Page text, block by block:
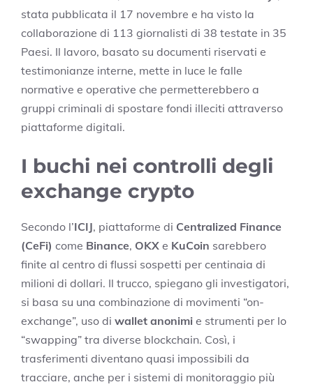
stata pubblicata il 17 novembre e ha visto la
collaborazione di 113 giornalisti di 38 testate in 35
Paesi. Il lavoro, basato su documenti riservati e
testimonianze interne, mette in luce le falle
normative e operative che permetterebbero a
gruppi criminali di spostare fondi illeciti attraverso
piattaforme digitali.
I buchi nei controlli degli
exchange crypto
Secondo l’ICIJ, piattaforme di Centralized Finance
(CeFi) come Binance, OKX e KuCoin sarebbero
finite al centro di flussi sospetti per centinaia di
milioni di dollari. Il trucco, spiegano gli investigatori,
si basa su una combinazione di movimenti “on-
exchange”, uso di wallet anonimi e strumenti per lo
“swapping” tra diverse blockchain. Così, i
trasferimenti diventano quasi impossibili da
tracciare, anche per i sistemi di monitoraggio più